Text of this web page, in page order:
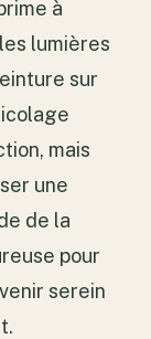
à
lumières
sur
mais
une
de la
pour
serein